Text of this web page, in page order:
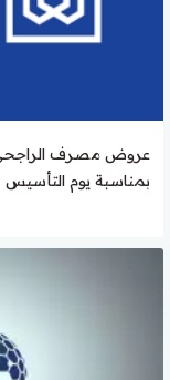
عروض مصرف الراجحي
بمناسبة يوم التأسيس